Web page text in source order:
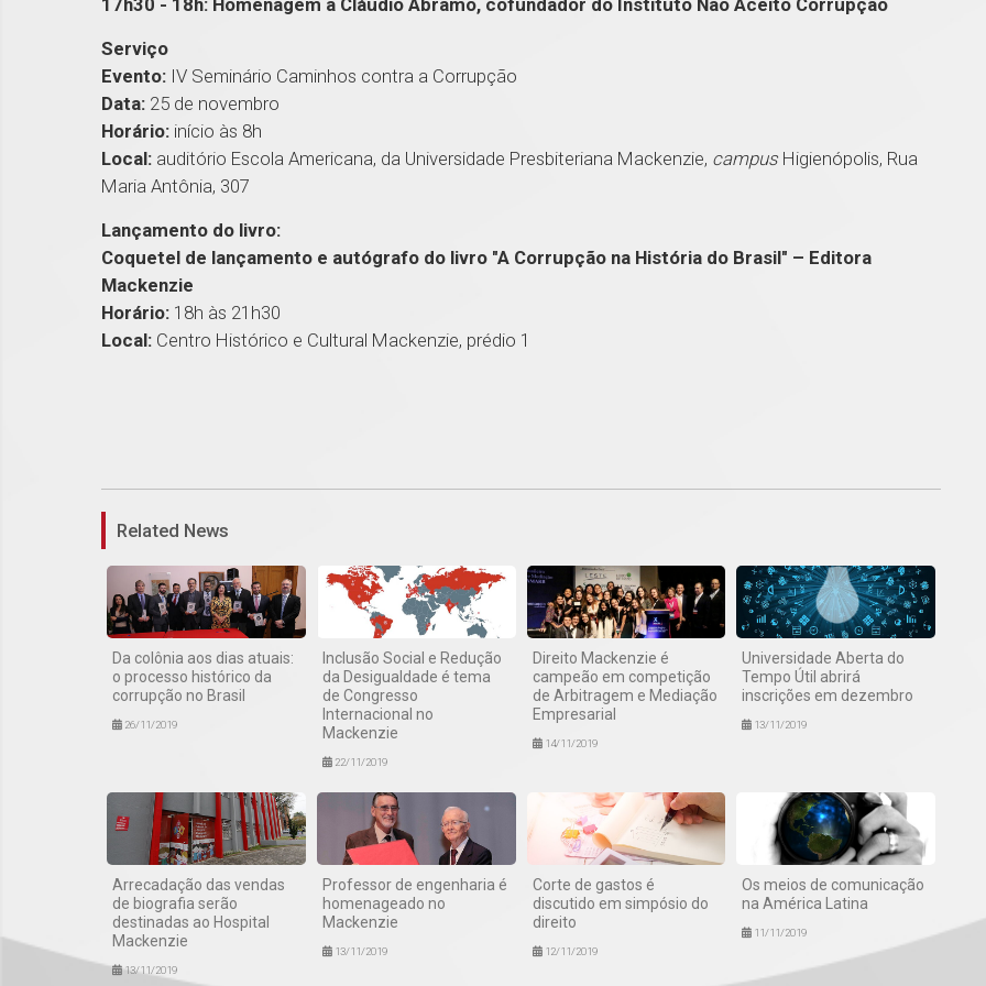
17h30 - 18h: Homenagem a Cláudio Abramo, cofundador do Instituto Não Aceito Corrupção
Serviço
Evento: IV Seminário Caminhos contra a Corrupção
Data: 25 de novembro
Horário: início às 8h
Local: auditório Escola Americana, da Universidade Presbiteriana Mackenzie, campus Higienópolis, Rua
Maria Antônia, 307
Lançamento do livro:
Coquetel de lançamento e autógrafo do livro "A Corrupção na História do Brasil" – Editora
Mackenzie
Horário: 18h às 21h30
Local: Centro Histórico e Cultural Mackenzie, prédio 1
Related News
Da colônia aos dias atuais:
o processo histórico da
corrupção no Brasil
26/11/2019
Inclusão Social e Redução
da Desigualdade é tema
de Congresso
Internacional no
Mackenzie
22/11/2019
Direito Mackenzie é
campeão em competição
de Arbitragem e Mediação
Empresarial
14/11/2019
Universidade Aberta do
Tempo Útil abrirá
inscrições em dezembro
13/11/2019
Arrecadação das vendas
de biografia serão
destinadas ao Hospital
Mackenzie
13/11/2019
Professor de engenharia é
homenageado no
Mackenzie
13/11/2019
Corte de gastos é
discutido em simpósio do
direito
12/11/2019
Os meios de comunicação
na América Latina
11/11/2019